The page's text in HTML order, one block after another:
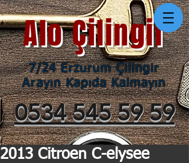
0534 545 59 59
Alo Çilingir
7/24 Erzurum Çilingir
Arayın Kapıda Kalmayın
2013 Citroen C-elysee